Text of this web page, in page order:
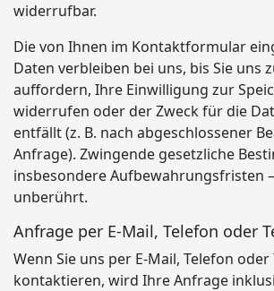
widerrufbar.
Die von Ihnen im Kontaktformular
Daten verbleiben bei uns, bis Sie uns
auffordern, Ihre Einwilligung zur
widerrufen oder der Zweck für die
entfällt (z. B. nach abgeschlossener
Anfrage). Zwingende gesetzliche
insbesondere Aufbewahrungsfristen
unberührt.
Anfrage per E-Mail, Telefon oder
Wenn Sie uns per E-Mail, Telefon oder
kontaktieren, wird Ihre Anfrage